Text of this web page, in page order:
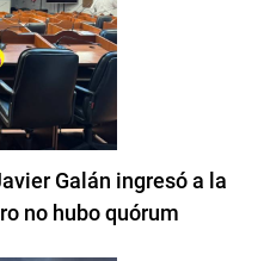
Galán ingresó a la
no hubo quórum